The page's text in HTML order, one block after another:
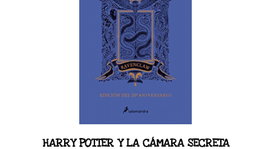
HARRY POTTER Y LA CÁMARA SECRETA